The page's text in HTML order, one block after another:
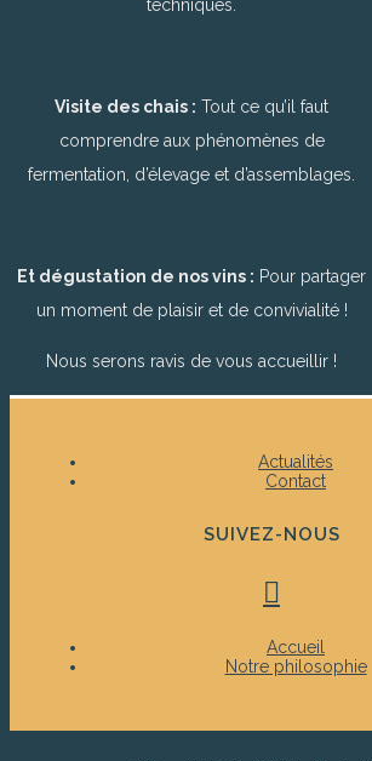
techniques.
Visite des chais : Tout ce qu’il faut
comprendre aux phénomènes de
fermentation, d’élevage et d’assemblages.
Et dégustation de nos vins : Pour partager
un moment de plaisir et de convivialité !
Nous serons ravis de vous accueillir !
Actualités
Contact
SUIVEZ-NOUS
Accueil
Notre philosophie